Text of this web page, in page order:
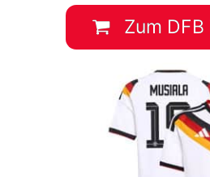
Zum